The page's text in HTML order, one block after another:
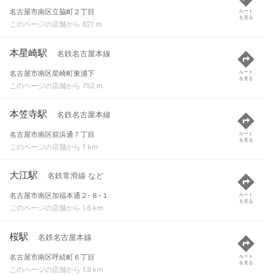
名古屋市南区立脇町２丁目
このページの店舗から 621 m
ルート
を見る
本星崎駅 名鉄名古屋本線
名古屋市南区星崎町東浦下
このページの店舗から 752 m
ルート
を見る
本笠寺駅 名鉄名古屋本線
名古屋市南区前浜通７丁目
このページの店舗から 1 km
ルート
を見る
大江駅 名鉄常滑線 など
名古屋市南区加福本通２-８-１
このページの店舗から 1.6 km
ルート
を見る
桜駅 名鉄名古屋本線
名古屋市南区呼続町６丁目
このページの店舗から 1.8 km
ルート
を見る